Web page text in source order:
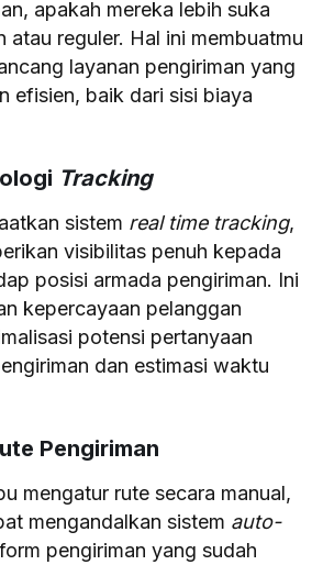
apakah mereka lebih suka
atau reguler. Hal ini membuatmu
layanan pengiriman yang
efisien, baik dari sisi biaya
Tracking
sistem real time tracking,
visibilitas penuh kepada
posisi armada pengiriman. Ini
kepercayaan pelanggan
potensi pertanyaan
dan estimasi waktu
Pengiriman
mengatur rute secara manual,
mengandalkan sistem auto-
pengiriman yang sudah